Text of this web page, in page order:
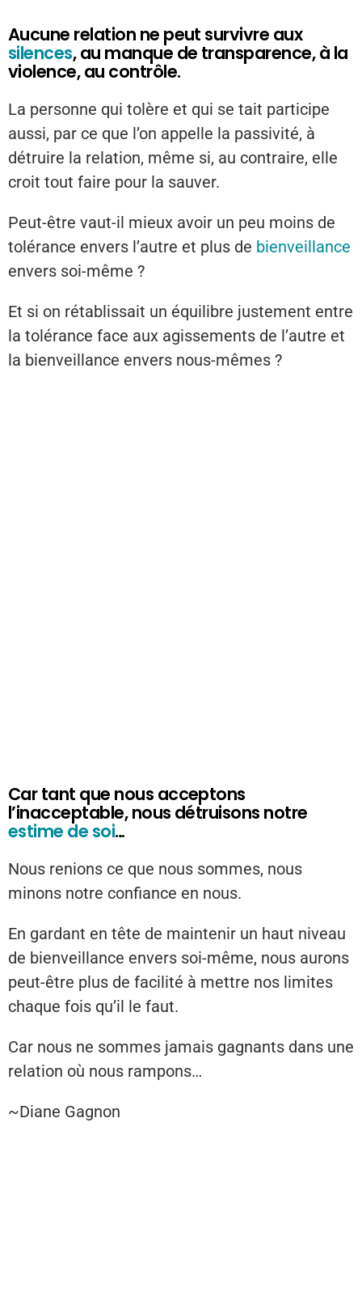
Aucune relation ne peut survivre aux
silences, au manque de transparence, à la
violence, au contrôle.
La personne qui tolère et qui se tait participe
aussi, par ce que l’on appelle la passivité, à
détruire la relation, même si, au contraire, elle
croit tout faire pour la sauver.
Peut-être vaut-il mieux avoir un peu moins de
tolérance envers l’autre et plus de bienveillance
envers soi-même ?
Et si on rétablissait un équilibre justement entre
la tolérance face aux agissements de l’autre et
la bienveillance envers nous-mêmes ?
Car tant que nous acceptons
l’inacceptable, nous détruisons notre
estime de soi…
Nous renions ce que nous sommes, nous
minons notre confiance en nous.
En gardant en tête de maintenir un haut niveau
de bienveillance envers soi-même, nous aurons
peut-être plus de facilité à mettre nos limites
chaque fois qu’il le faut.
Car nous ne sommes jamais gagnants dans une
relation où nous rampons…
~Diane Gagnon